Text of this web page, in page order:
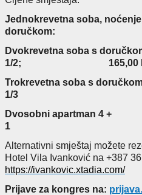
Jednokrevetna soba,
doručkom:
Dvokrevetna soba s
1/2;
165,00
Trokrevetna soba s
1/3
Dvosobni apartman 4 +
1
Alternativni smještaj možete
Hotel Vila Ivanković na +387
https://ivankovic.xtadia.com/
Prijave za kongres na: